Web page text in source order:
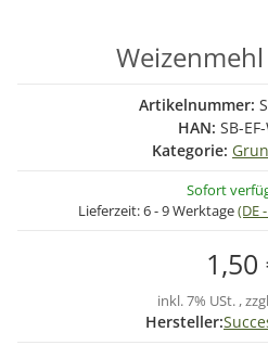
Artikelnummer:
HAN: SB-
Kategorie:
Sofort
Lieferzeit:6 - 9 Werktage(DE
1,50
inkl. 7% USt. ,
Hersteller: